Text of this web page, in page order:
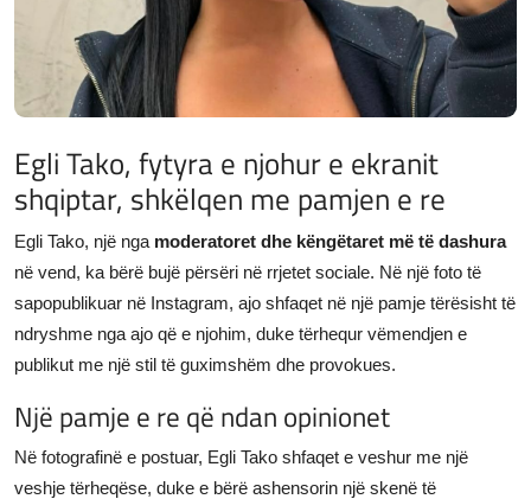
Shqip
Egli Tako, fytyra e njohur e ekranit
shqiptar, shkëlqen me pamjen e re
Egli Tako, një nga moderatoret dhe këngëtaret më të dashura
në vend, ka bërë bujë përsëri në rrjetet sociale. Në një foto të
sapopublikuar në Instagram, ajo shfaqet në një pamje tërësisht të
ndryshme nga ajo që e njohim, duke tërhequr vëmendjen e
publikut me një stil të guximshëm dhe provokues.
Një pamje e re që ndan opinionet
Në fotografinë e postuar, Egli Tako shfaqet e veshur me një
veshje tërheqëse, duke e bërë ashensorin një skenë të